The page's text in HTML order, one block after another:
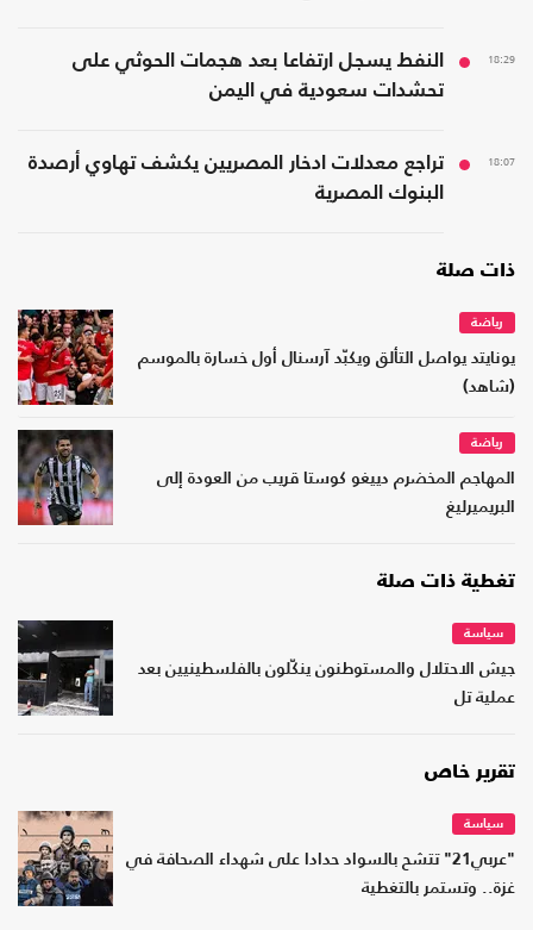
18:29
النفط يسجل ارتفاعا بعد هجمات الحوثي على
تحشدات سعودية في اليمن
18:07
تراجع معدلات ادخار المصريين يكشف تهاوي أرصدة
البنوك المصرية
ذات صلة
رياضة
يونايتد يواصل التألق ويكبّد آرسنال أول خسارة بالموسم
(شاهد)
رياضة
المهاجم المخضرم دييغو كوستا قريب من العودة إلى
البريميرليغ
تغطية ذات صلة
سياسة
جيش الاحتلال والمستوطنون ينكّلون بالفلسطينيين بعد
عملية تل
تقرير خاص
سياسة
"عربي21" تتشح بالسواد حدادا على شهداء الصحافة في
غزة.. وتستمر بالتغطية